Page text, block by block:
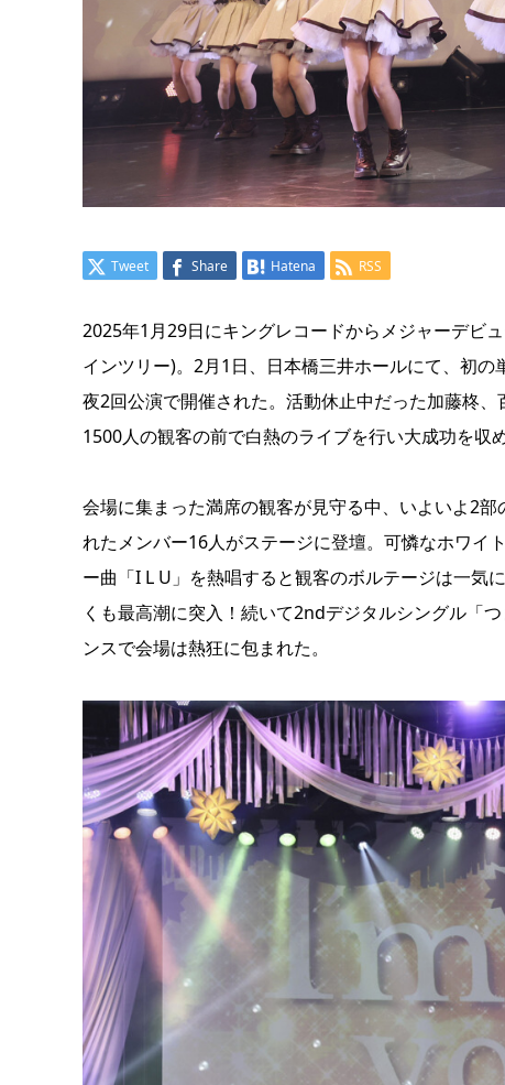
Tweet Share Hatena RSS
2025年1月29日にキングレコードからメジャーデビ
インツリー)。2月1日、日本橋三井ホールにて、初
夜2回公演で開催された。活動休止中だった加藤柊
1500人の観客の前で白熱のライブを行い大成功を収め
会場に集まった満席の観客が見守る中、いよいよ2
れたメンバー16人がステージに登壇。可憐なホワイ
ー曲「I L U」を熱唱すると観客のボルテージは一気
くも最高潮に突入！続いて2ndデジタルシングル「
ンスで会場は熱狂に包まれた。